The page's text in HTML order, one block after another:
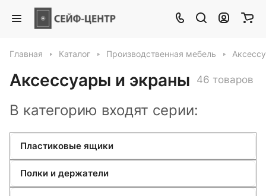
Главная Каталог Производственная мебель
Аксессуары и экраны 46 товаров
В категорию входят серии:
Пластиковые ящики
Полки и держатели